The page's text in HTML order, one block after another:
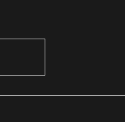
・剣先イカのソ
・活き鮑の鉄板
又は サーロイン